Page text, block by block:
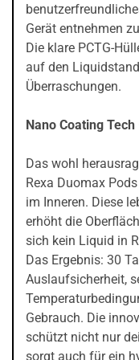
Gerät entnehmen
Die klare PCTG-
auf den
Überraschungen.
Nano Coating
Das wohl
Rexa Duomax
im Inneren. Diese
erhöht die
sich kein Liquid in
Das Ergebnis: 30
Auslaufsicherheit,
Gebrauch. Die
schützt nicht nur
sorgt auch für ein